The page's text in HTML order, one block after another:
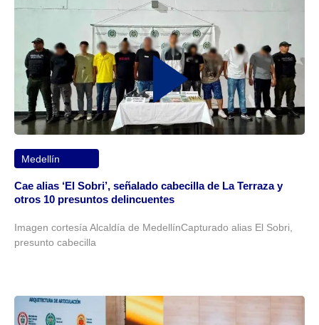
Medellín
Cae alias ‘El Sobri’, señalado cabecilla de La Terraza y
otros 10 presuntos delincuentes
Imagen cortesía Alcaldía de MedellínCapturado alias El Sobri,
presunto cabecilla